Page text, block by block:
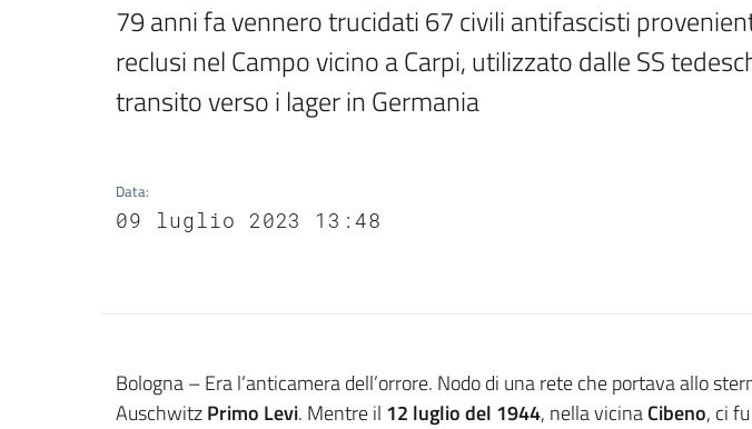
79 anni fa vennero trucidati 67 civili antifascisti
reclusi nel Campo vicino a Carpi, utilizzato dalle SS
transito verso i lager in Germania
Data:
09 luglio 2023 13:48
Contenuto
Bologna – Era l’anticamera dell’orrore. Nodo di una rete che portava allo
AuschwitzPrimo Levi. Mentre il 12 luglio del 1944, nella vicinaCibeno, ci